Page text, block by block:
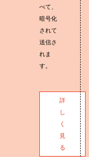
べて、
暗号化
されて
送信さ
れま
す。
詳
し
く
見
る